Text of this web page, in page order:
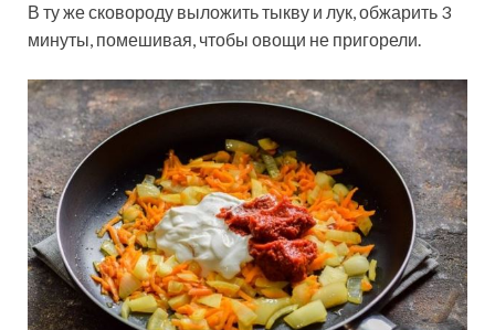
В ту же сковороду выложить тыкву и лук, обжарить 3
минуты, помешивая, чтобы овощи не пригорели.